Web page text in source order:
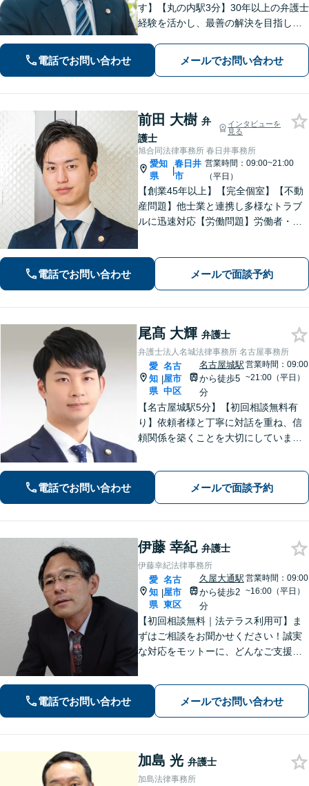
す】【丸の内駅3分】30年以上の弁護士
経験を活かし、最善の解決を目指しま
向けて尽力【労働問題】証拠集め・準
備から親身にサポート【他士業と連
電話でお問い合わせ メールでお問い合わせ
前田 大樹 弁
護士
インタビューを
見る
旭合同法律事務所 春日井事務所
愛知
県
|
春日井
市
営業時間：09:00~21:00
（平日）
【創業45年以上】【完全個室】【不動
産問題】他士業と連携し多様なトラブ
ルに迅速対応【労働問題】労働者・使
日・夜間面談可】【電話・ビデオ面談
電話でお問い合わせ メールで面談予約
尾髙 大輝 弁護士
弁護士法人名城法律事務所 名古屋事務所
愛
知
県
|
名古
屋市
中区
名古屋城駅
から徒歩5
分
営業時間：09:00
~21:00（平日）
【名古屋城駅5分】【初回相談無料有
り】依頼者様と丁寧に対話を重ね、信
頼関係を築くことを大切にしていま
お任せください。納得感の高い、最善
の解決を目指して尽力いたします【土
電話でお問い合わせ メールで面談予約
伊藤 幸紀 弁護士
伊藤幸紀法律事務所
愛
知
県
|
名古
屋市
東区
久屋大通駅
から徒歩2
分
営業時間：09:00
~16:00（平日）
【初回相談無料｜法テラス利用可】ま
ずはご相談をお聞かせください！誠実
な対応をモットーに、どんなご支援が
で電話相談も対応いたしますので、お
気軽にお問合せください【久屋大通駅2
電話でお問い合わせ メールでお問い合わせ
加島 光 弁護士
加島法律事務所